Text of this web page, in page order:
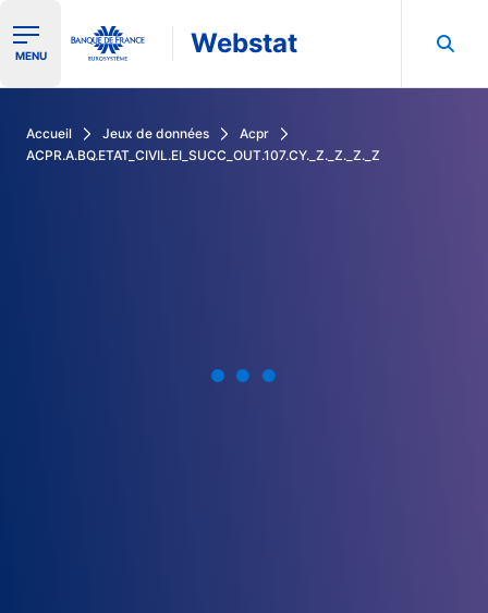
Ouvrir le menu de navigation
MENU Webstat
Accueil Jeux de données
Acpr
ACPR.A.BQ.ETAT_CIVIL.EI_SUCC_OUT.107.CY._Z._Z._Z._Z